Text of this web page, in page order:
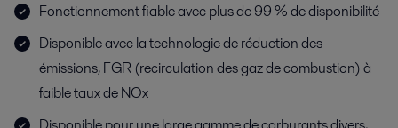
Fonctionnement fiable avec plus de 99 % de disponibilité
Disponible avec la technologie de réduction des
émissions, FGR (recirculation des gaz de combustion) à
faible taux de NOx